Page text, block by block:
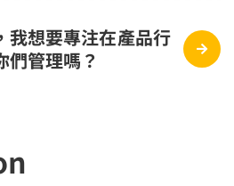
我想要專注在產品行
們管理嗎？